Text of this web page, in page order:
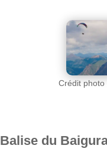
Crédit photo
Balise du